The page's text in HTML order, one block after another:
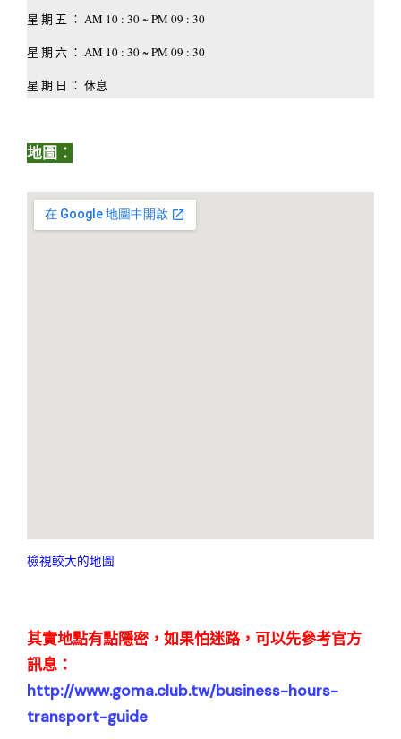
星 期 五 ︰ AM 10 : 30 ~ PM 09 : 30
星 期 六 ： AM 10 : 30 ~ PM 09 : 30
星 期 日 ︰ 休息
地圖：
檢視較大的地圖
其實地點有點隱密，如果怕迷路，可以先參考官方
訊息：
http://www.goma.club.tw/business-hours-
transport-guide